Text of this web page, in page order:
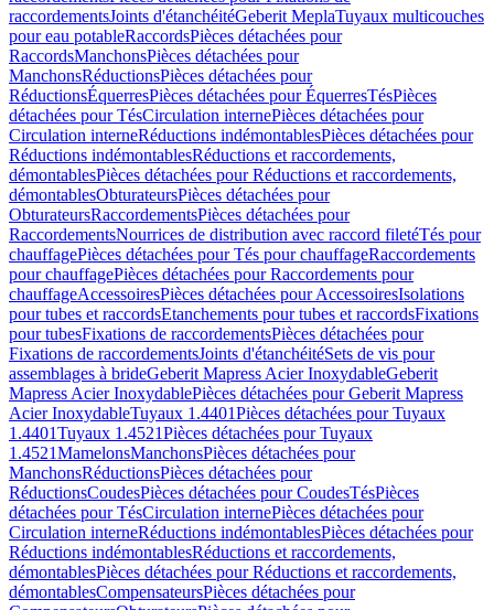
raccordementsJoints d'étanchéitéGeberit MeplaTuyaux multicouches
pour eau potableRaccordsPièces détachées pour
RaccordsManchonsPièces détachées pour
ManchonsRéductionsPièces détachées pour
RéductionsÉquerresPièces détachées pour ÉquerresTésPièces
détachées pour TésCirculation internePièces détachées pour
Circulation interneRéductions indémontablesPièces détachées pour
Réductions indémontablesRéductions et raccordements,
démontablesPièces détachées pour Réductions et raccordements,
démontablesObturateursPièces détachées pour
ObturateursRaccordementsPièces détachées pour
RaccordementsNourrices de distribution avec raccord filetéTés pour
chauffagePièces détachées pour Tés pour chauffageRaccordements
pour chauffagePièces détachées pour Raccordements pour
chauffageAccessoiresPièces détachées pour AccessoiresIsolations
pour tubes et raccordsEtanchements pour tubes et raccordsFixations
pour tubesFixations de raccordementsPièces détachées pour
Fixations de raccordementsJoints d'étanchéitéSets de vis pour
assemblages à brideGeberit Mapress Acier InoxydableGeberit
Mapress Acier InoxydablePièces détachées pour Geberit Mapress
Acier InoxydableTuyaux 1.4401Pièces détachées pour Tuyaux
1.4401Tuyaux 1.4521Pièces détachées pour Tuyaux
1.4521MamelonsManchonsPièces détachées pour
ManchonsRéductionsPièces détachées pour
RéductionsCoudesPièces détachées pour CoudesTésPièces
détachées pour TésCirculation internePièces détachées pour
Circulation interneRéductions indémontablesPièces détachées pour
Réductions indémontablesRéductions et raccordements,
démontablesPièces détachées pour Réductions et raccordements,
démontablesCompensateursPièces détachées pour